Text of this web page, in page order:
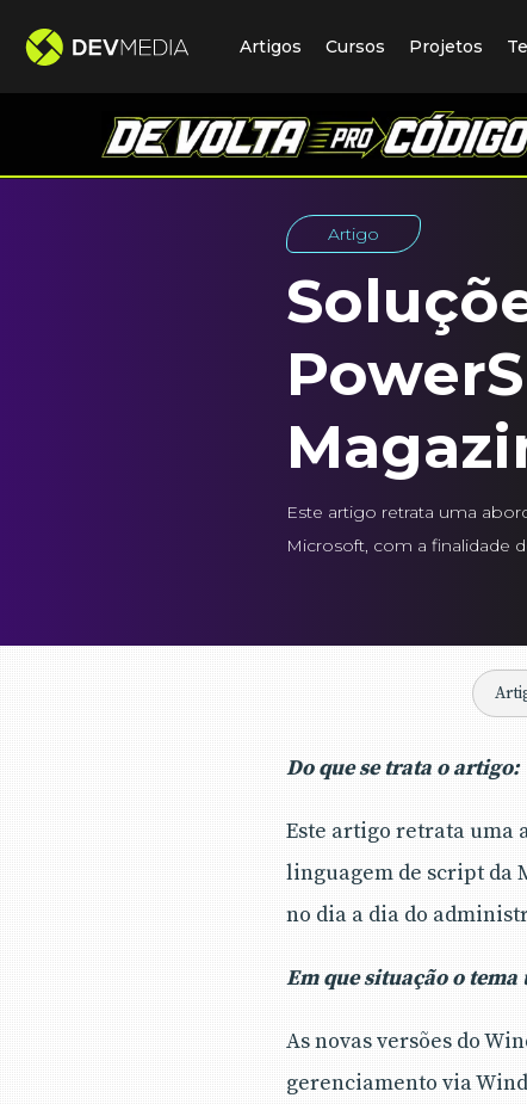
Artigos Cursos Projetos
Artigo
Este artigo retrata uma
Microsoft, com a finalidade
Do que se trata o artigo:
Este artigo retrata uma
linguagem de script da
no dia a dia do
Em que situação o
As novas versões do
gerenciamento via